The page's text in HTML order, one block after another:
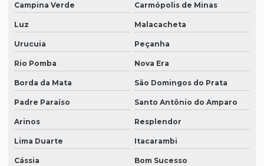
Campina Verde Carmópolis de Minas
Luz Malacacheta
Urucuia Peçanha
Rio Pomba Nova Era
Borda da Mata São Domingos do Prata
Padre Paraíso Santo Antônio do Amparo
Arinos Resplendor
Lima Duarte Itacarambi
Cássia Bom Sucesso